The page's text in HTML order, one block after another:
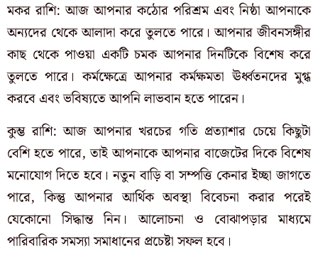
মকর রাশি: আজ আপনার কঠোর পরিশ্রম এবং নিষ্ঠা আপনাকে
অন্যদের থেকে আলাদা করে তুলতে পারে। আপনার জীবনসঙ্গীর
কাছ থেকে পাওয়া একটি চমক আপনার দিনটিকে বিশেষ করে
তুলতে পারে। কর্মক্ষেত্রে আপনার কর্মক্ষমতা ঊর্ধ্বতনদের মুগ্ধ
করবে এবং ভবিষ্যতে আপনি লাভবান হতে পারেন।
কুম্ভ রাশি: আজ আপনার খরচের গতি প্রত্যাশার চেয়ে কিছুটা
বেশি হতে পারে, তাই আপনাকে আপনার বাজেটের দিকে বিশেষ
মনোযোগ দিতে হবে। নতুন বাড়ি বা সম্পত্তি কেনার ইচ্ছা জাগতে
পারে, কিন্তু আপনার আর্থিক অবস্থা বিবেচনা করার পরেই
যেকোনো সিদ্ধান্ত নিন। আলোচনা ও বোঝাপড়ার মাধ্যমে
পারিবারিক সমস্যা সমাধানের প্রচেষ্টা সফল হবে।